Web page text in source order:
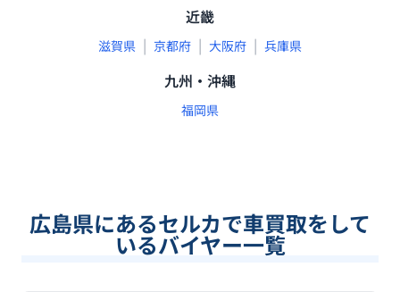
近畿
滋賀県 | 京都府 | 大阪府 | 兵庫県
九州・沖縄
福岡県
広島県にあるセルカで車買取をして
いるバイヤー一覧